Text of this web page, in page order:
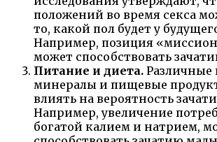
положений во время секса
то, какой пол будет у
Например, позиция
может способствовать
Питание и диета.
минералы и пищевые
влиять на вероятность
Например, увеличение
богатой калием и натрием,